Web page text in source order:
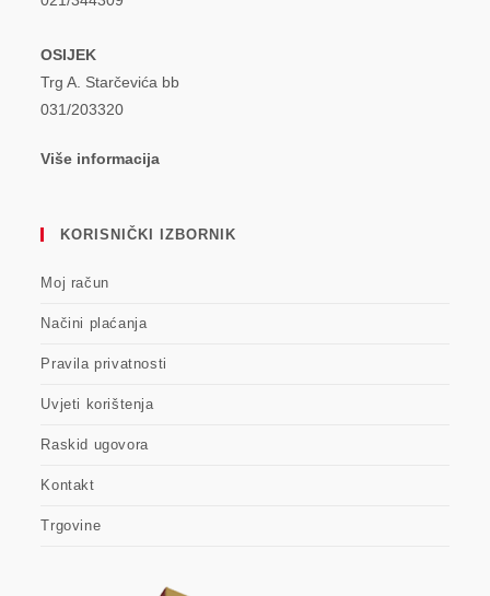
OSIJEK
Trg A. Starčevića bb
031/203320
Više informacija
KORISNIČKI IZBORNIK
Moj račun
Načini plaćanja
Pravila privatnosti
Uvjeti korištenja
Raskid ugovora
Kontakt
Trgovine